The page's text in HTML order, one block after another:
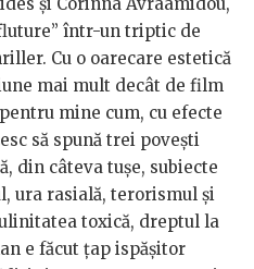
și Corinna Avraamidou,
într-un triptic de
Cu o oarecare estetică
mai mult decât de film
mine cum, cu efecte
să spună trei povești
din câteva tușe, subiecte
ura rasială, terorismul și
toxică, dreptul la
e făcut țap ispășitor